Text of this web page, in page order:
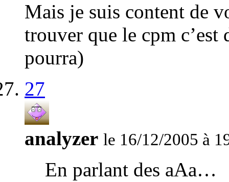
Mais je suis content de
trouver que le cpm c’est
pourra)
27
analyzer le 16/12/2005 à
En parlant des aAa…